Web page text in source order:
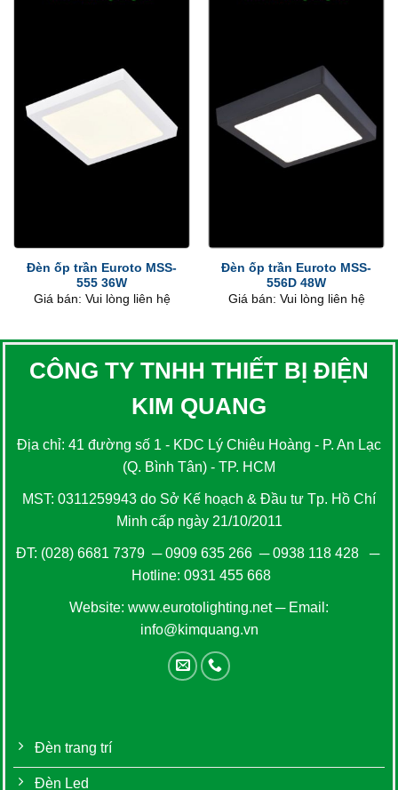
Đèn ốp trần Euroto MSS-
555 36W
Giá bán: Vui lòng liên hệ
Đèn ốp trần Euroto MSS-
556D 48W
Giá bán: Vui lòng liên hệ
CÔNG TY TNHH THIẾT BỊ ĐIỆN
KIM QUANG
Địa chỉ: 41 đường số 1 - KDC Lý Chiêu Hoàng - P. An Lạc
(Q. Bình Tân) - TP. HCM
MST: 0311259943 do Sở Kế hoạch & Đầu tư Tp. Hồ Chí
Minh cấp ngày 21/10/2011
ĐT: (028) 6681 7379 ─0909 635 266─0938 118 428─
Hotline: 0931 455 668
Website: www.eurotolighting.net─ Email:
info@kimquang.vn
Đèn trang trí
Đèn Led